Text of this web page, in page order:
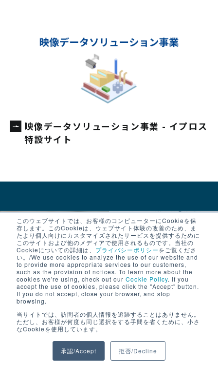
このウェブサイトでは、お客様のコンピューターにCookieを保
存します。このCookieは、ウェブサイト体験の改善のため、ま
たより個人向けにカスタマイズされたサービスを提供するために
このサイトおよび他のメディアで使用されるものです。当社の
Cookieについての詳細は、 プライバシーポリシーをご覧くださ
い。/We use cookies to analyze the use of our website and
to provide more appropriate services to our customers,
such as the provision of notices. To learn more about the
cookies we're using, check out our Cookie Policy. If you
accept the use of cookies, please click the "Accept" button.
If you do not accept, close your browser, and stop
browsing.
当サイトでは、訪問者の個人情報を追跡することはありません。
ただし、お客様が何度も同じ選択をする手間を省くために、小さ
なCookieを使用しています。
承認/Accept 拒否/Decline
映像データソリューション事業 - イプロス
特設サイト
資料ダウンロード お問い合わせ
© 2024 JFE SHOJI ELECTRONICS CORPORATION. All Rights